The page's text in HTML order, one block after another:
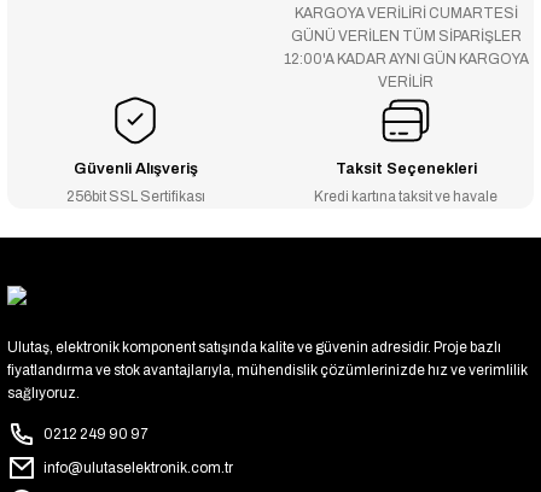
KARGOYA VERİLİRİ CUMARTESİ
GÜNÜ VERİLEN TÜM SİPARİŞLER
12:00'A KADAR AYNI GÜN KARGOYA
VERİLİR
Güvenli Alışveriş
256bit SSL Sertifikası
Taksit Seçenekleri
Kredi kartına taksit ve havale
Ulutaş, elektronik komponent satışında kalite ve güvenin adresidir. Proje bazlı
fiyatlandırma ve stok avantajlarıyla, mühendislik çözümlerinizde hız ve verimlilik
sağlıyoruz.
0212 249 90 97
info@ulutaselektronik.com.tr